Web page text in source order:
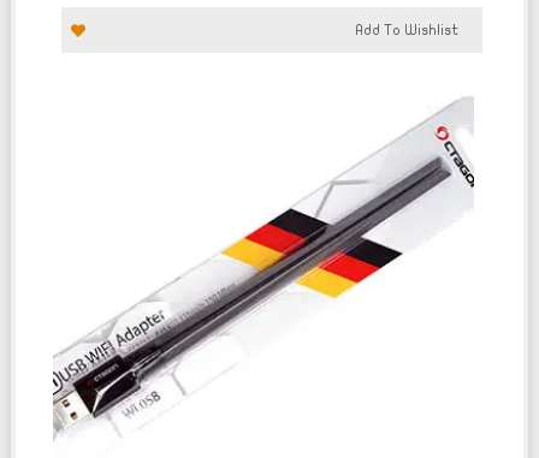
Add To Wishlist
تم
التقييم
0
من